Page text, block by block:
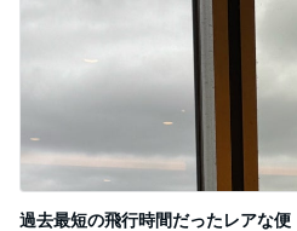
過去最短の飛行時間だったレアな便